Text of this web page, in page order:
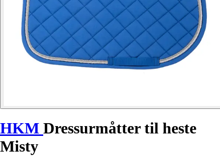
HKM Dressurmåtter til heste
Misty